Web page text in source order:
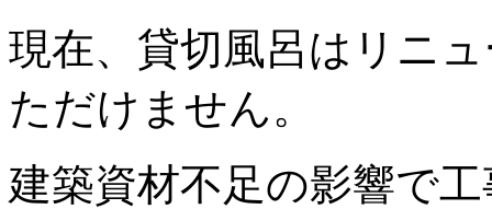
現在、貸切風呂はリニ
ただけません。
建築資材不足の影響で